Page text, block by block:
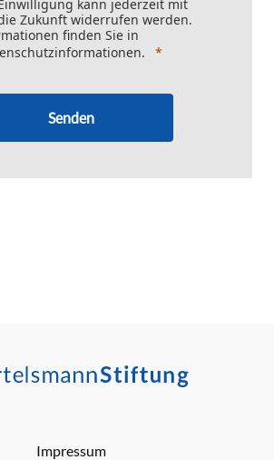
kann jederzeit mit
Zukunft widerrufen werden.
finden Sie in
.
Senden
Impressum